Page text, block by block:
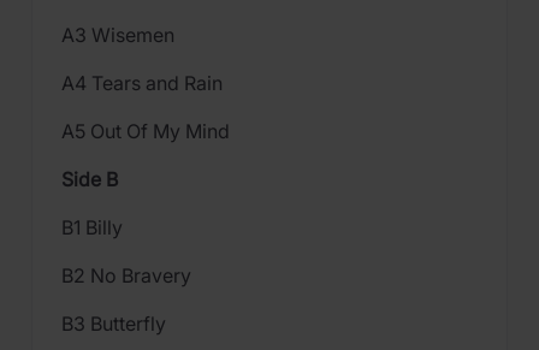
A3 Wisemen
A4 Tears and Rain
A5 Out Of My Mind
Side B
B1 Billy
B2 No Bravery
B3 Butterfly